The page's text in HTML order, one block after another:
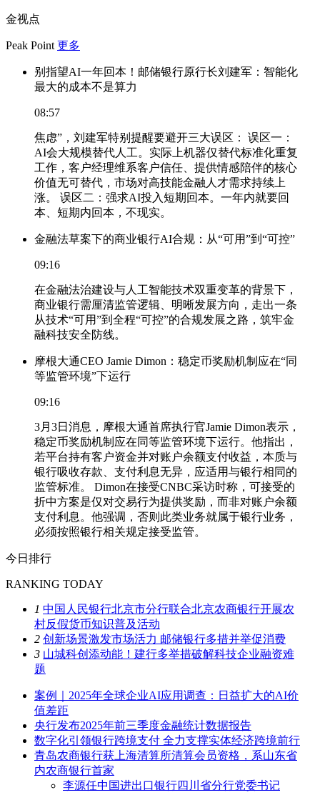
金视点
Peak Point 更多
别指望AI一年回本！邮储银行原行长刘建军：智能化
最大的成本不是算力
08:57
焦虑”，刘建军特别提醒要避开三大误区： 误区一：
AI会大规模替代人工。实际上机器仅替代标准化重复
工作，客户经理维系客户信任、提供情感陪伴的核心
价值无可替代，市场对高技能金融人才需求持续上
涨。 误区二：强求AI投入短期回本。一年内就要回
本、短期内回本，不现实。
金融法草案下的商业银行AI合规：从“可用”到“可控”
09:16
在金融法治建设与人工智能技术双重变革的背景下，
商业银行需厘清监管逻辑、明晰发展方向，走出一条
从技术“可用”到全程“可控”的合规发展之路，筑牢金
融科技安全防线。
摩根大通CEO Jamie Dimon：稳定币奖励机制应在“同
等监管环境”下运行
09:16
3月3日消息，摩根大通首席执行官Jamie Dimon表示，
稳定币奖励机制应在同等监管环境下运行。他指出，
若平台持有客户资金并对账户余额支付收益，本质与
银行吸收存款、支付利息无异，应适用与银行相同的
监管标准。 Dimon在接受CNBC采访时称，可接受的
折中方案是仅对交易行为提供奖励，而非对账户余额
支付利息。他强调，否则此类业务就属于银行业务，
必须按照银行相关规定接受监管。
今日排行
RANKING TODAY
1 中国人民银行北京市分行联合北京农商银行开展农
村反假货币知识普及活动
2 创新场景激发市场活力 邮储银行多措并举促消费
3 山城科创添动能！建行多举措破解科技企业融资难
题
案例｜2025年全球企业AI应用调查：日益扩大的AI价
值差距
央行发布2025年前三季度金融统计数据报告
数字化引领银行跨境支付 全力支撑实体经济跨境前行
青岛农商银行获上海清算所清算会员资格，系山东省
内农商银行首家
李源任中国进出口银行四川省分行党委书记